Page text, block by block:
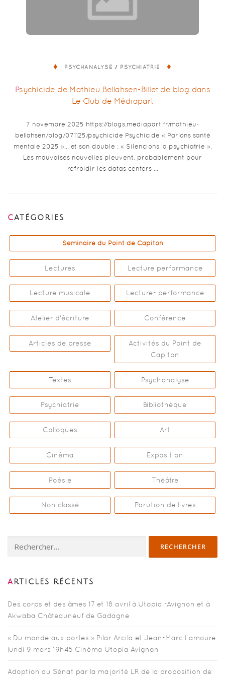
PSYCHANALYSE / PSYCHIATRIE
Psychicide de Mathieu Bellahsen-Billet de blog dans
Le Club de Médiapart
7 novembre 2025 https://blogs.mediapart.fr/mathieu-
bellahsen/blog/071125/psychicide Psychicide « Parlons santé
mentale 2025 »… et son double : « Silencions la psychiatrie ».
Les mauvaises nouvelles pleuvent, probablement pour
refroidir les datas centers …
CATÉGORIES
Séminaire du Point de Capiton
Lectures Lecture performance
Lecture musicale Lecture- performance
Atelier d'écriture Conférence
Articles de presse
Activités du Point de
Capiton
Textes Psychanalyse
Psychiatrie Bibliothèque
Colloques Art
Cinéma Exposition
Poésie Théâtre
Non classé Parution de livres
ARTICLES RÉCENTS
Des corps et des âmes 17 et 18 avril à Utopia -Avignon et à
Akwaba Châteauneuf de Gadagne
« Du monde aux portes » Pilar Arcila et Jean-Marc Lamoure
lundi 9 mars 19h45 Cinéma Utopia Avignon
Adoption au Sénat par la majorité LR de la proposition de